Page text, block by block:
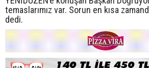
temaslarımız var. Sorun en kısa
dedi.